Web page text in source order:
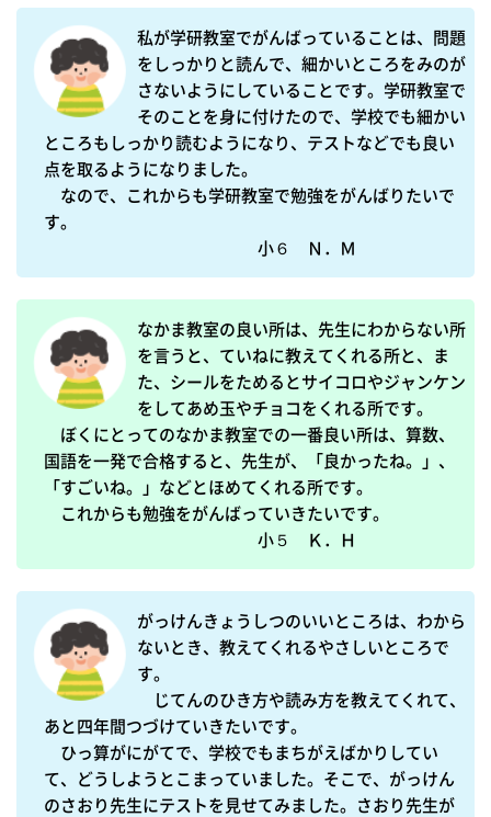
私が学研教室でがんばっていることは、問題
をしっかりと読んで、細かいところをみのが
さないようにしていることです。学研教室で
そのことを身に付けたので、学校でも細かい
ところもしっかり読むようになり、テストなどでも良い
点を取るようになりました。
なので、これからも学研教室で勉強をがんばりたいで
す。
小６　Ｎ．Ｍ
なかま教室の良い所は、先生にわからない所
を言うと、ていねに教えてくれる所と、ま
た、シールをためるとサイコロやジャンケン
をしてあめ玉やチョコをくれる所です。
ぼくにとってのなかま教室での一番良い所は、算数、
国語を一発で合格すると、先生が、「良かったね。」、
「すごいね。」などとほめてくれる所です。
これからも勉強をがんばっていきたいです。
小５　Ｋ．Ｈ
がっけんきょうしつのいいところは、わから
ないとき、教えてくれるやさしいところで
す。
じてんのひき方や読み方を教えてくれて、
あと四年間つづけていきたいです。
ひっ算がにがてで、学校でもまちがえばかりしてい
て、どうしようとこまっていました。そこで、がっけん
のさおり先生にテストを見せてみました。さおり先生が